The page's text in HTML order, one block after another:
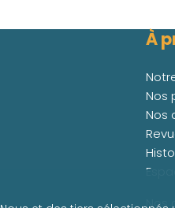
À
Nos
Nos
Nos